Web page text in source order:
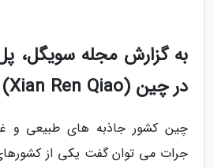
به گزارش مجله سویگل،
در چین (Xian Ren Qiao)
چین کشور جاذبه های طبیعی و
جرات می توان گفت یکی از